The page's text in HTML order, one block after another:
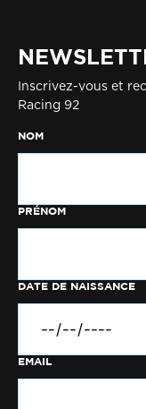
Inscrivez-vous et
Racing 92
NOM
PRÉNOM
DATE DE NAISSANCE
EMAIL